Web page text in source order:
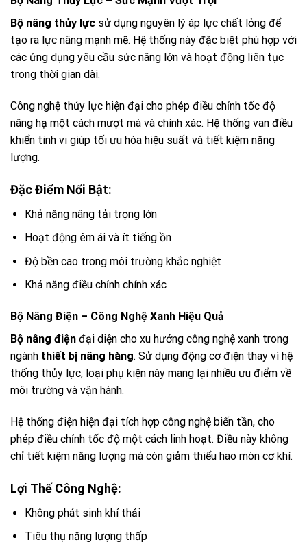
Bộ nâng thủy lực sử dụng nguyên lý áp lực chất lỏng để
tạo ra lực nâng mạnh mẽ. Hệ thống này đặc biệt phù hợp với
các ứng dụng yêu cầu sức nâng lớn và hoạt động liên tục
trong thời gian dài.
Công nghệ thủy lực hiện đại cho phép điều chỉnh tốc độ
nâng hạ một cách mượt mà và chính xác. Hệ thống van điều
khiển tinh vi giúp tối ưu hóa hiệu suất và tiết kiệm năng
lượng.
Đặc Điểm Nổi Bật:
Khả năng nâng tải trọng lớn
Hoạt động êm ái và ít tiếng ồn
Độ bền cao trong môi trường khắc nghiệt
Khả năng điều chỉnh chính xác
Bộ Nâng Điện – Công Nghệ Xanh Hiệu Quả
Bộ nâng điện đại diện cho xu hướng công nghệ xanh trong
ngành thiết bị nâng hàng. Sử dụng động cơ điện thay vì hệ
thống thủy lực, loại phụ kiện này mang lại nhiều ưu điểm về
môi trường và vận hành.
Hệ thống điện hiện đại tích hợp công nghệ biến tần, cho
phép điều chỉnh tốc độ một cách linh hoạt. Điều này không
chỉ tiết kiệm năng lượng mà còn giảm thiểu hao mòn cơ khí.
Lợi Thế Công Nghệ:
Không phát sinh khí thải
Tiêu thụ năng lượng thấp